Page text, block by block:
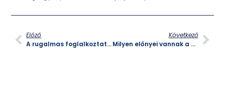
Előző
A rugalmas foglalkoztatás kulcsa
Következő
Milyen előnyei vannak a minősített munkaerő kölcsönzőknek?